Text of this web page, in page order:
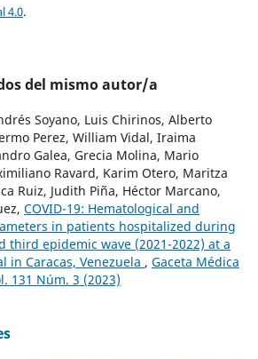
4.0.
del mismo autor/a
Soyano, Luis Chirinos, Alberto
Perez, William Vidal, Iraima
Galea, Grecia Molina, Mario
Ravard, Karim Otero, Maritza
Ruiz, Judith Piña, Héctor Marcano,
COVID-19: Hematological and
in patients hospitalized during
third epidemic wave (2021-2022) at a
in Caracas, Venezuela , Gaceta Médica
131 Núm. 3 (2023)